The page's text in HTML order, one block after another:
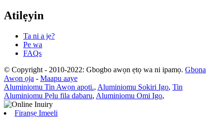
Atilẹyin
Ta ni a jẹ?
Pe wa
FAQs
© Copyright - 2010-2022: Gbogbo awọn ẹtọ wa ni ipamọ. Gbona
Awọn ọja - Maapu aaye
Aluminiomu Tin Awọn apoti., Aluminiomu Sokiri Igo, Tin
Aluminiomu Pẹlu fila dabaru, Aluminiomu Omi Igo,
Firanṣẹ Imeeli